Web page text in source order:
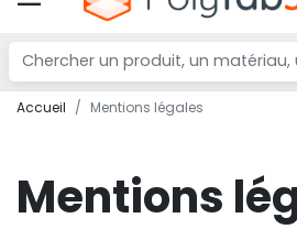
Accueil Mentions légales
Mentions